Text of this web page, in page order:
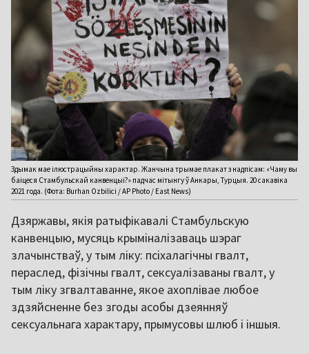
Здымак мае ілюстрацыйны характар. Жанчына трымае плакат з надпісам: «Чаму вы
баіцеся Стамбульскай канвенцыі?» падчас мітынгу ў Анкары, Турцыя. 20 сакавіка
2021 года. (Фота: Burhan Ozbilici / AP Photo / East News)
Дзяржавы, якія ратыфікавалі Стамбульскую
канвенцыю, мусяць крыміналізаваць шэраг
злачынстваў, у тым ліку: псіхалагічны гвалт,
пераслед, фізічны гвалт, сексуалізаваны гвалт, у
тым ліку згвалтаванне, якое ахоплівае любое
здзяйсненне без згоды асобы дзеянняў
сексуальнага характару, прымусовы шлюб і іншыя.